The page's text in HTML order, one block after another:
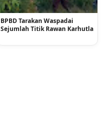
BPBD Tarakan Waspadai
Sejumlah Titik Rawan Karhutla